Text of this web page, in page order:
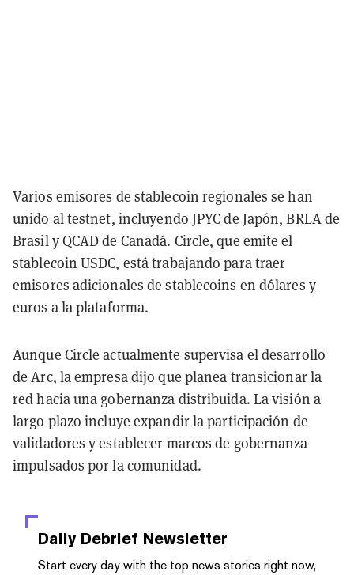
Varios emisores de stablecoin regionales se han
unido al testnet, incluyendo JPYC de Japón, BRLA de
Brasil y QCAD de Canadá. Circle, que emite el
stablecoin USDC, está trabajando para traer
emisores adicionales de stablecoins en dólares y
euros a la plataforma.
Aunque Circle actualmente supervisa el desarrollo
de Arc, la empresa dijo que planea transicionar la
red hacia una gobernanza distribuida. La visión a
largo plazo incluye expandir la participación de
validadores y establecer marcos de gobernanza
impulsados por la comunidad.
Daily Debrief Newsletter
Start every day with the top news stories right now,